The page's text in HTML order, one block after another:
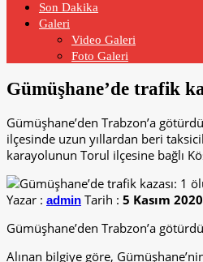
Son Dakika
Galeri
Video Galeri
Foto Galeri
Gümüşhane’de trafik
Gümüşhane’den Trabzon’a
ilçesinde uzun yıllardan beri
karayolunun Torul ilçesine bağlı
Yazar : admin Tarih : 5 Kasım 2020
Gümüşhane’den Trabzon’a
Alınan bilgiye göre,